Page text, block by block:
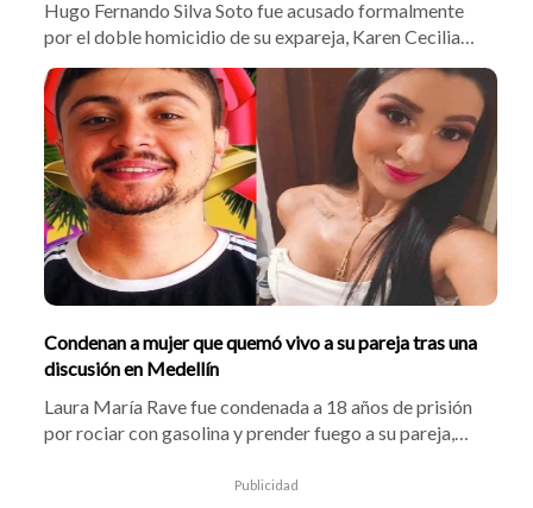
Hugo Fernando Silva Soto fue acusado formalmente
por el doble homicidio de su expareja, Karen Cecilia
López Avendaño, y su bebé de 10 meses. El acusado
simuló un accidente en Bogotá para encubrir los
crímenes. Karen Cecilia López Avendaño fue atacada
con arma blanca tras la muerte del menor.
Condenan a mujer que quemó vivo a su pareja tras una
discusión en Medellín
Laura María Rave fue condenada a 18 años de prisión
por rociar con gasolina y prender fuego a su pareja,
Medellín. La víctima falleció en el Hospital San Vicente
Publicidad